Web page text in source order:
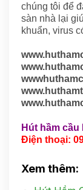
chúng tôi để
sàn nhà lại
khuẩn, virus
Hút hầm cầu
Điện thoại:
Xem thêm: